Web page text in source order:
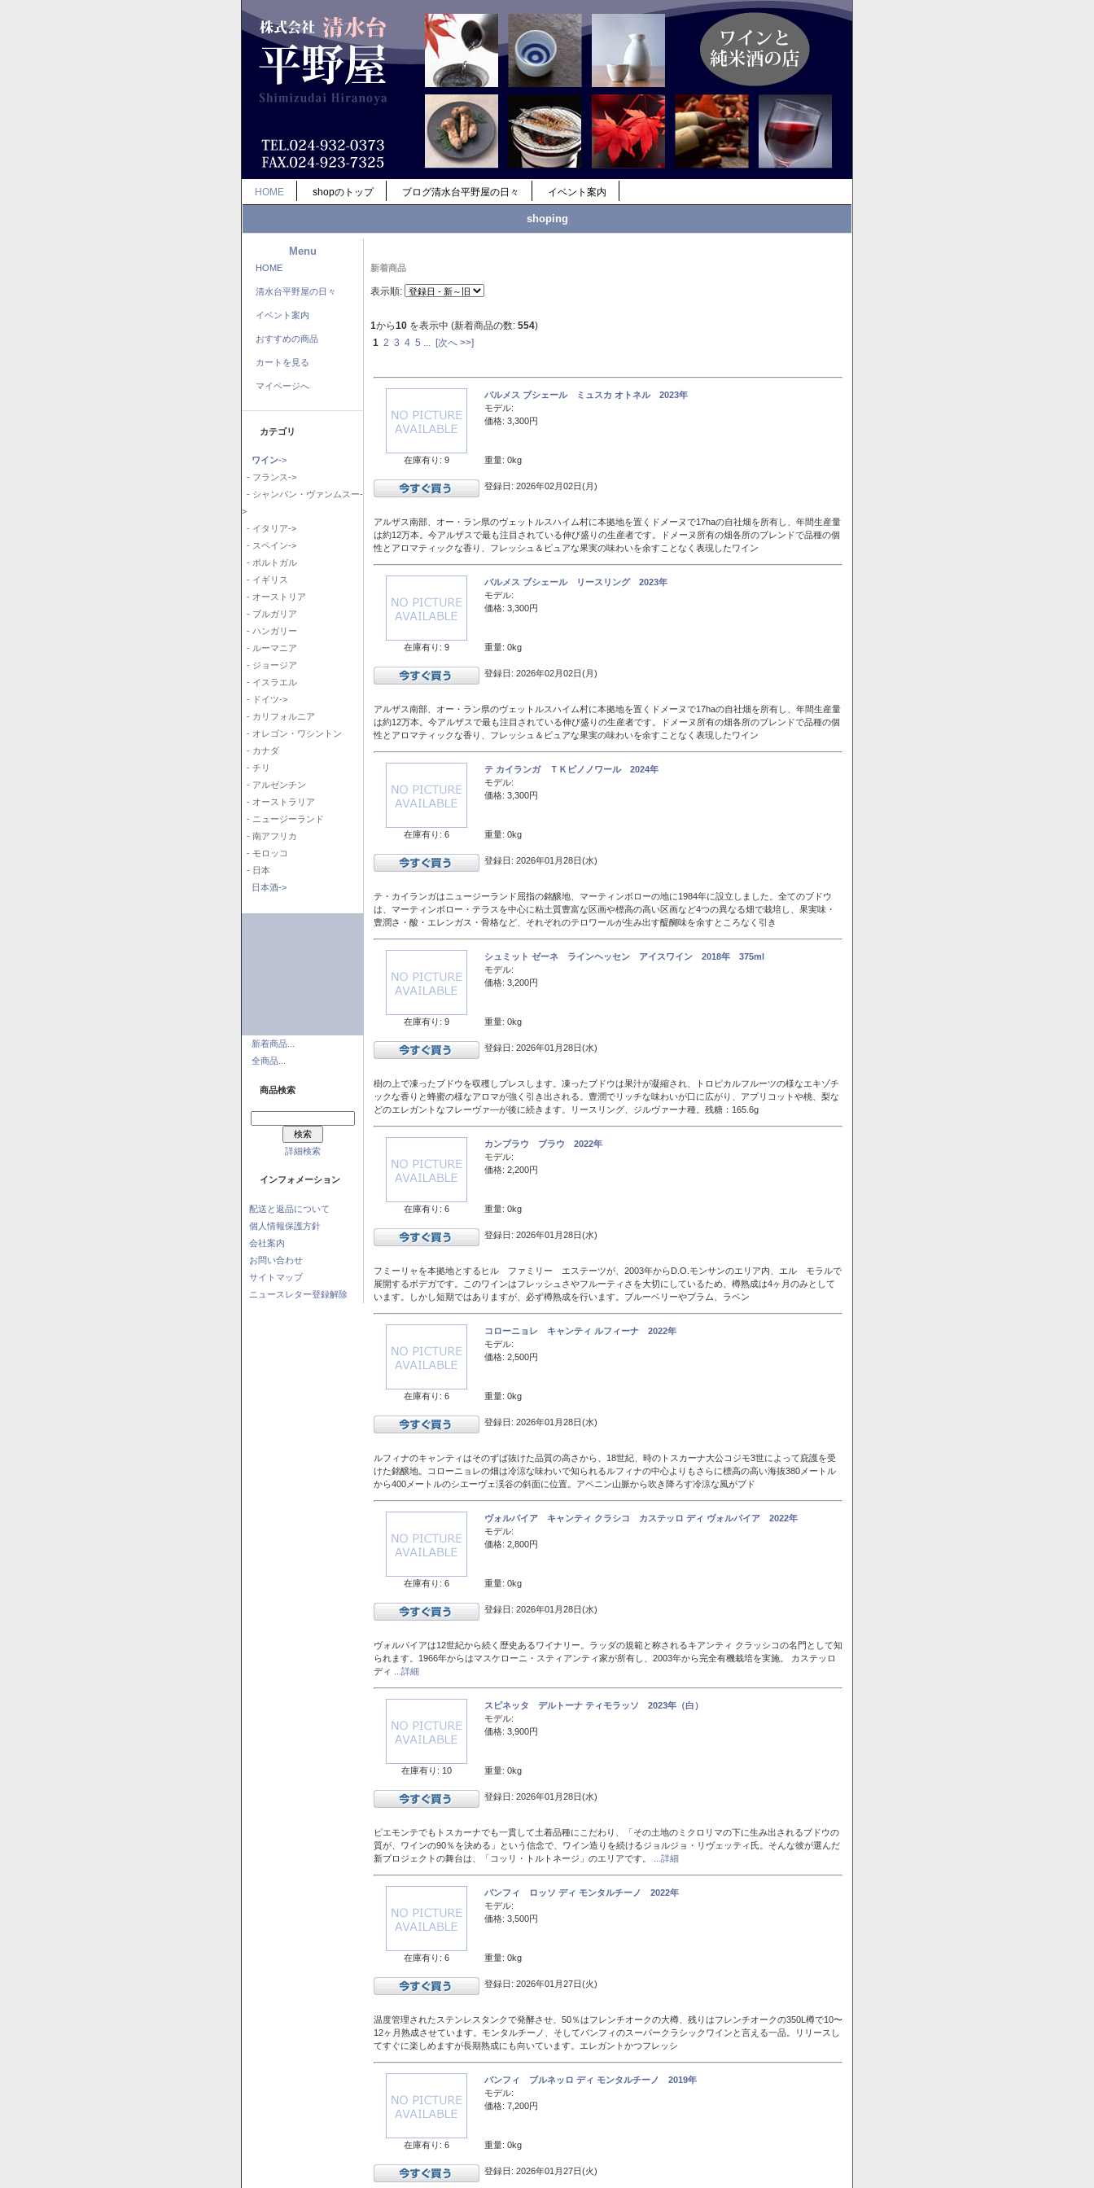
HOME shopのトップ ブログ清水台平野屋の日々 イベント案内
shoping
Menu
HOME
清水台平野屋の日々
イベント案内
おすすめの商品
カートを見る
マイページへ
カテゴリ
ワイン->
- フランス->
- シャンパン・ヴァンムスー-
>
- イタリア->
- スペイン->
- ポルトガル
- イギリス
- オーストリア
- ブルガリア
- ハンガリー
- ルーマニア
- ジョージア
- イスラエル
- ドイツ->
- カリフォルニア
- オレゴン・ワシントン
- カナダ
- チリ
- アルゼンチン
- オーストラリア
- ニュージーランド
- 南アフリカ
- モロッコ
- 日本
日本酒->
新着商品...
全商品...
商品検索
詳細検索
インフォメーション
配送と返品について
個人情報保護方針
会社案内
お問い合わせ
サイトマップ
ニュースレター登録解除
新着商品
表示順:
1から10 を表示中 (新着商品の数: 554)
1 2 3 4 5 [次へ >>]
在庫有り: 9
バルメス ブシェール ミュスカ オトネル 2023年
モデル:
価格: 3,300円
重量: 0kg
登録日: 2026年02月02日(月)
アルザス南部、オー・ラン県のヴェットルスハイム村に本拠地を置くドメーヌで17haの自社畑を所有し、年間生産量
は約12万本。今アルザスで最も注目されている伸び盛りの生産者です。ドメーヌ所有の畑各所のブレンドで品種の個
性とアロマティックな香り、フレッシュ＆ピュアな果実の味わいを余すことなく表現したワイン
在庫有り: 9
バルメス ブシェール リースリング 2023年
モデル:
価格: 3,300円
重量: 0kg
登録日: 2026年02月02日(月)
アルザス南部、オー・ラン県のヴェットルスハイム村に本拠地を置くドメーヌで17haの自社畑を所有し、年間生産量
は約12万本。今アルザスで最も注目されている伸び盛りの生産者です。ドメーヌ所有の畑各所のブレンドで品種の個
性とアロマティックな香り、フレッシュ＆ピュアな果実の味わいを余すことなく表現したワイン
在庫有り: 6
テ カイランガ ＴＫピノノワール 2024年
モデル:
価格: 3,300円
重量: 0kg
登録日: 2026年01月28日(水)
テ・カイランガはニュージーランド屈指の銘醸地、マーティンボローの地に1984年に設立しました。全てのブドウ
は、マーティンボロー・テラスを中心に粘土質豊富な区画や標高の高い区画など4つの異なる畑で栽培し、果実味・
豊潤さ・酸・エレンガス・骨格など、それぞれのテロワールが生み出す醍醐味を余すところなく引き
在庫有り: 9
シュミット ゼーネ ラインヘッセン アイスワイン 2018年 375ml
モデル:
価格: 3,200円
重量: 0kg
登録日: 2026年01月28日(水)
樹の上で凍ったブドウを収穫しプレスします。凍ったブドウは果汁が凝縮され、トロピカルフルーツの様なエキゾチ
ックな香りと蜂蜜の様なアロマが強く引き出される。豊潤でリッチな味わいが口に広がり、アプリコットや桃、梨な
どのエレガントなフレーヴァ―が後に続きます。リースリング、ジルヴァーナ種。残糖：165.6g
在庫有り: 6
カンブラウ ブラウ 2022年
モデル:
価格: 2,200円
重量: 0kg
登録日: 2026年01月28日(水)
フミーリャを本拠地とするヒル ファミリー エステーツが、2003年からD.O.モンサンのエリア内、エル モラルで
展開するボデガです。このワインはフレッシュさやフルーティさを大切にしているため、樽熟成は4ヶ月のみとして
います。しかし短期ではありますが、必ず樽熟成を行います。ブルーベリーやプラム、ラベン
在庫有り: 6
コローニョレ キャンティ ルフィーナ 2022年
モデル:
価格: 2,500円
重量: 0kg
登録日: 2026年01月28日(水)
ルフィナのキャンティはそのずば抜けた品質の高さから、18世紀、時のトスカーナ大公コジモ3世によって庇護を受
けた銘醸地。コローニョレの畑は冷涼な味わいで知られるルフィナの中心よりもさらに標高の高い海抜380メートル
から400メートルのシエーヴェ渓谷の斜面に位置。アペニン山脈から吹き降ろす冷涼な風がブド
在庫有り: 6
ヴォルパイア キャンティ クラシコ カステッロ ディ ヴォルパイア 2022年
モデル:
価格: 2,800円
重量: 0kg
登録日: 2026年01月28日(水)
ヴォルパイアは12世紀から続く歴史あるワイナリー。ラッダの規範と称されるキアンティ クラッシコの名門として知
られます。1966年からはマスケローニ・スティアンティ家が所有し、2003年から完全有機栽培を実施。 カステッロ
ディ
...詳細
在庫有り: 10
スピネッタ デルトーナ ティモラッソ 2023年（白）
モデル:
価格: 3,900円
重量: 0kg
登録日: 2026年01月28日(水)
ピエモンテでもトスカーナでも一貫して土着品種にこだわり、「その土地のミクロリマの下に生み出されるブドウの
質が、ワインの90％を決める」という信念で、ワイン造りを続けるジョルジョ・リヴェッティ氏。そんな彼が選んだ
新プロジェクトの舞台は、「コッリ・トルトネージ」のエリアです。
...詳細
在庫有り: 6
バンフィ ロッソ ディ モンタルチーノ 2022年
モデル:
価格: 3,500円
重量: 0kg
登録日: 2026年01月27日(火)
温度管理されたステンレスタンクで発酵させ、50％はフレンチオークの大樽、残りはフレンチオークの350L樽で10〜
12ヶ月熟成させています。モンタルチーノ、そしてバンフィのスーパークラシックワインと言える一品。リリースし
てすぐに楽しめますが長期熟成にも向いています。エレガントかつフレッシ
在庫有り: 6
バンフィ ブルネッロ ディ モンタルチーノ 2019年
モデル:
価格: 7,200円
重量: 0kg
登録日: 2026年01月27日(火)